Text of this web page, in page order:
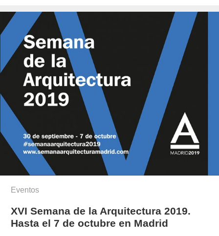
Eventos
XVI Semana de la Arquitectura 2019.
Hasta el 7 de octubre en Madrid